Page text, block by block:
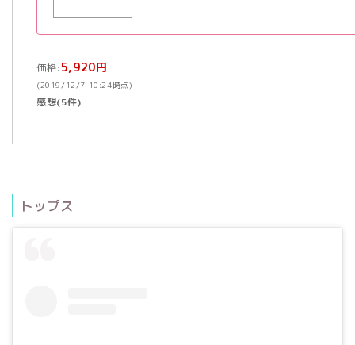
価格: 5,920円
(2019/12/7 10:24時点)
感想(5件)
トップス